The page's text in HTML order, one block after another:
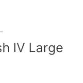
IV Large